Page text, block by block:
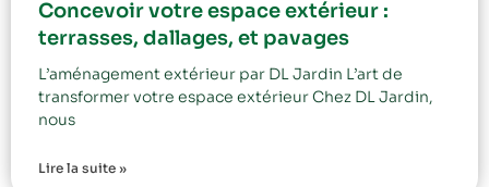
Concevoir votre espace extérieur :
terrasses, dallages, et pavages
L’aménagement extérieur par DL Jardin L’art de
transformer votre espace extérieur Chez DL Jardin,
nous
Lire la suite »